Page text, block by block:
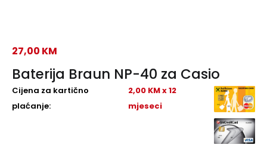
Baterija Braun NP-40 za Casio
27,00 KM
Cijena za kartično
plaćanje:
2,00 KM x 12
mjeseci